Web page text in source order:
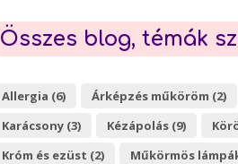
Összes blog, témák
Allergia (6) Árképzés műköröm (2)
Karácsony (3)
Kézápolás (9)
Króm és ezüst (2)
Műkörmös